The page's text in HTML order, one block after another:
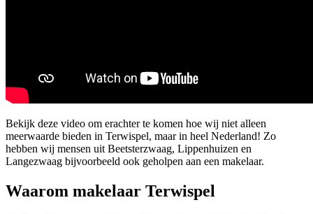
Bekijk deze video om erachter te komen hoe wij niet alleen
meerwaarde bieden in Terwispel, maar in heel Nederland! Zo
hebben wij mensen uit Beetsterzwaag, Lippenhuizen en
Langezwaag bijvoorbeeld ook geholpen aan een makelaar.
Waarom makelaar Terwispel